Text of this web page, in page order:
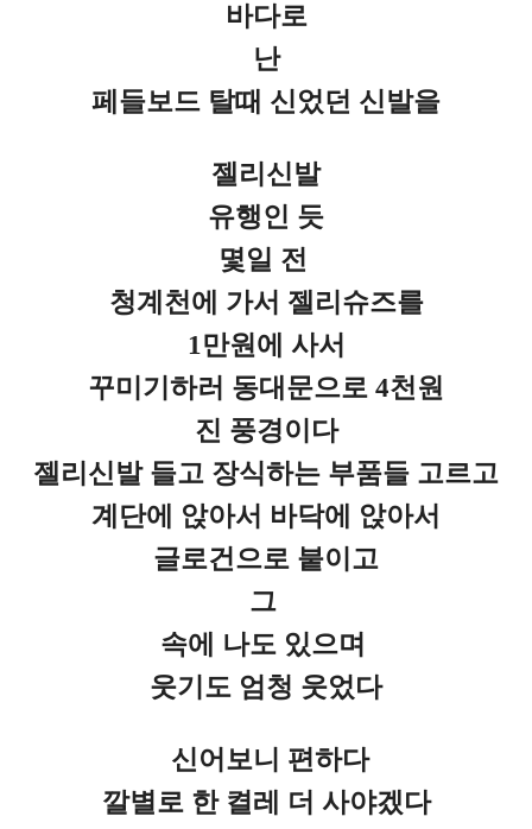
바다로
난
페들보드 탈때 신었던 신발을
젤리신발
유행인 듯
몇일 전
청계천에 가서 젤리슈즈를
1만원에 사서
꾸미기하러 동대문으로 4천원
진 풍경이다
젤리신발 들고 장식하는 부품들 고르고
계단에 앉아서 바닥에 앉아서
글로건으로 붙이고
그
속에 나도 있으며
웃기도 엄청 웃었다
신어보니 편하다
깔별로 한 켤레 더 사야겠다